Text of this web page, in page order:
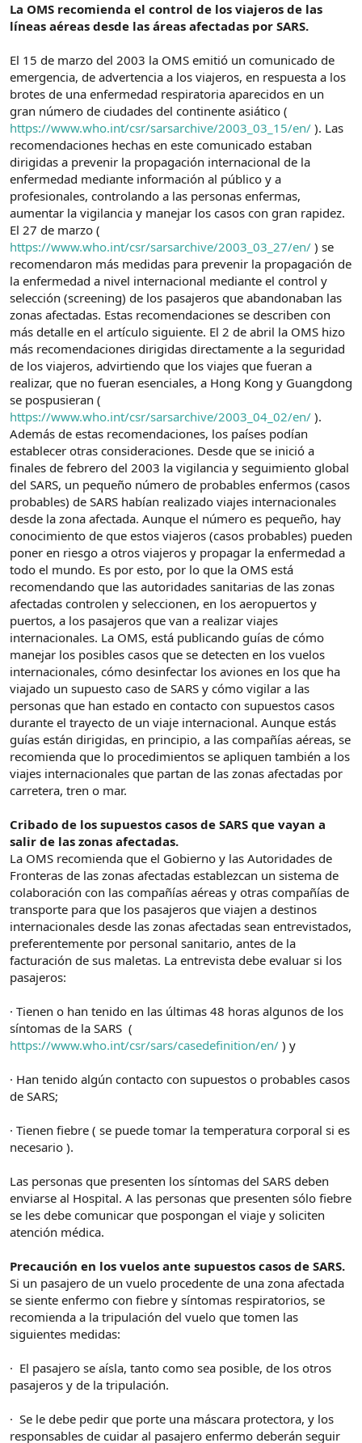
La OMS recomienda el control de los viajeros de las
líneas aéreas desde las áreas afectadas por SARS.
El 15 de marzo del 2003 la OMS emitió un comunicado de
emergencia, de advertencia a los viajeros, en respuesta a los
brotes de una enfermedad respiratoria aparecidos en un
gran número de ciudades del continente asiático (
https://www.who.int/csr/sarsarchive/2003_03_15/en/ ). Las
recomendaciones hechas en este comunicado estaban
dirigidas a prevenir la propagación internacional de la
enfermedad mediante información al público y a
profesionales, controlando a las personas enfermas,
aumentar la vigilancia y manejar los casos con gran rapidez.
El 27 de marzo (
https://www.who.int/csr/sarsarchive/2003_03_27/en/ ) se
recomendaron más medidas para prevenir la propagación de
la enfermedad a nivel internacional mediante el control y
selección (screening) de los pasajeros que abandonaban las
zonas afectadas. Estas recomendaciones se describen con
más detalle en el artículo siguiente. El 2 de abril la OMS hizo
más recomendaciones dirigidas directamente a la seguridad
de los viajeros, advirtiendo que los viajes que fueran a
realizar, que no fueran esenciales, a Hong Kong y Guangdong
se pospusieran (
https://www.who.int/csr/sarsarchive/2003_04_02/en/ ).
Además de estas recomendaciones, los países podían
establecer otras consideraciones. Desde que se inició a
finales de febrero del 2003 la vigilancia y seguimiento global
del SARS, un pequeño número de probables enfermos (casos
probables) de SARS habían realizado viajes internacionales
desde la zona afectada. Aunque el número es pequeño, hay
conocimiento de que estos viajeros (casos probables) pueden
poner en riesgo a otros viajeros y propagar la enfermedad a
todo el mundo. Es por esto, por lo que la OMS está
recomendando que las autoridades sanitarias de las zonas
afectadas controlen y seleccionen, en los aeropuertos y
puertos, a los pasajeros que van a realizar viajes
internacionales. La OMS, está publicando guías de cómo
manejar los posibles casos que se detecten en los vuelos
internacionales, cómo desinfectar los aviones en los que ha
viajado un supuesto caso de SARS y cómo vigilar a las
personas que han estado en contacto con supuestos casos
durante el trayecto de un viaje internacional. Aunque estás
guías están dirigidas, en principio, a las compañías aéreas, se
recomienda que lo procedimientos se apliquen también a los
viajes internacionales que partan de las zonas afectadas por
carretera, tren o mar.
Cribado de los supuestos casos de SARS que vayan a
salir de las zonas afectadas.
La OMS recomienda que el Gobierno y las Autoridades de
Fronteras de las zonas afectadas establezcan un sistema de
colaboración con las compañías aéreas y otras compañías de
transporte para que los pasajeros que viajen a destinos
internacionales desde las zonas afectadas sean entrevistados,
preferentemente por personal sanitario, antes de la
facturación de sus maletas. La entrevista debe evaluar si los
pasajeros:
· Tienen o han tenido en las últimas 48 horas algunos de los
síntomas de la SARS (
https://www.who.int/csr/sars/casedefinition/en/ ) y
· Han tenido algún contacto con supuestos o probables casos
de SARS;
· Tienen fiebre ( se puede tomar la temperatura corporal si es
necesario ).
Las personas que presenten los síntomas del SARS deben
enviarse al Hospital. A las personas que presenten sólo fiebre
se les debe comunicar que pospongan el viaje y soliciten
atención médica.
Precaución en los vuelos ante supuestos casos de SARS.
Si un pasajero de un vuelo procedente de una zona afectada
se siente enfermo con fiebre y síntomas respiratorios, se
recomienda a la tripulación del vuelo que tomen las
siguientes medidas:
· El pasajero se aísla, tanto como sea posible, de los otros
pasajeros y de la tripulación.
· Se le debe pedir que porte una máscara protectora, y los
responsables de cuidar al pasajero enfermo deberán seguir